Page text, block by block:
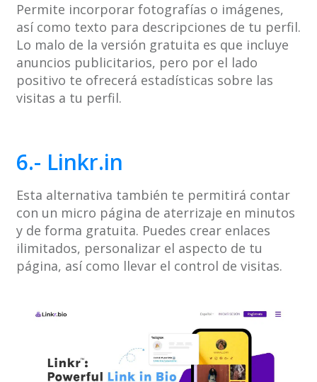
Permite incorporar fotografías o imágenes,
así como texto para descripciones de tu perfil.
Lo malo de la versión gratuita es que incluye
anuncios publicitarios, pero por el lado
positivo te ofrecerá estadísticas sobre las
visitas a tu perfil.
6.- Linkr.in
Esta alternativa también te permitirá contar
con un micro página de aterrizaje en minutos
y de forma gratuita. Puedes crear enlaces
ilimitados, personalizar el aspecto de tu
página, así como llevar el control de visitas.